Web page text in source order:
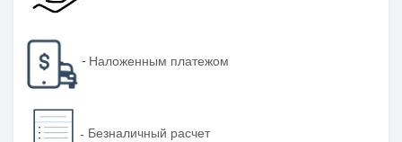
- Наложенным платежом
- Безналичный расчет